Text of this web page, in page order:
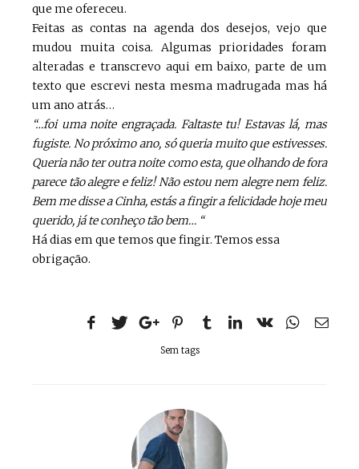
que me ofereceu.
Feitas as contas na agenda dos desejos, vejo que
mudou muita coisa. Algumas prioridades foram
alteradas e transcrevo aqui em baixo, parte de um
texto que escrevi nesta mesma madrugada mas há
um ano atrás…
“…foi uma noite engraçada. Faltaste tu! Estavas lá, mas
fugiste. No próximo ano, só queria muito que estivesses.
Queria não ter outra noite como esta, que olhando de fora
parece tão alegre e feliz! Não estou nem alegre nem feliz.
Bem me disse a Cinha, estás a fingir a felicidade hoje meu
querido, já te conheço tão bem… “
Há dias em que temos que fingir. Temos essa
obrigação.
Sem tags